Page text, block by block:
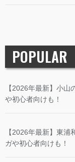
POPULAR
【2026年最新】小
や初心者向けも！
【2026年最新】東
ガや初心者向けも！